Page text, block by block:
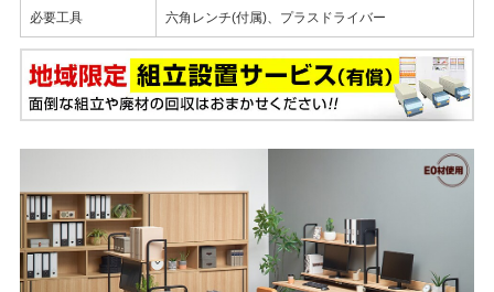
必要工具 六角レンチ(付属)、プラスドライバー